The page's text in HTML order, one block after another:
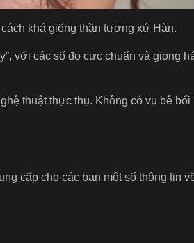
khá giống thần tượng xứ Hàn.
với các số đo cực chuẩn và giọng
thuật thực thụ. Không có vụ bê
cấp cho các bạn một số thông tin